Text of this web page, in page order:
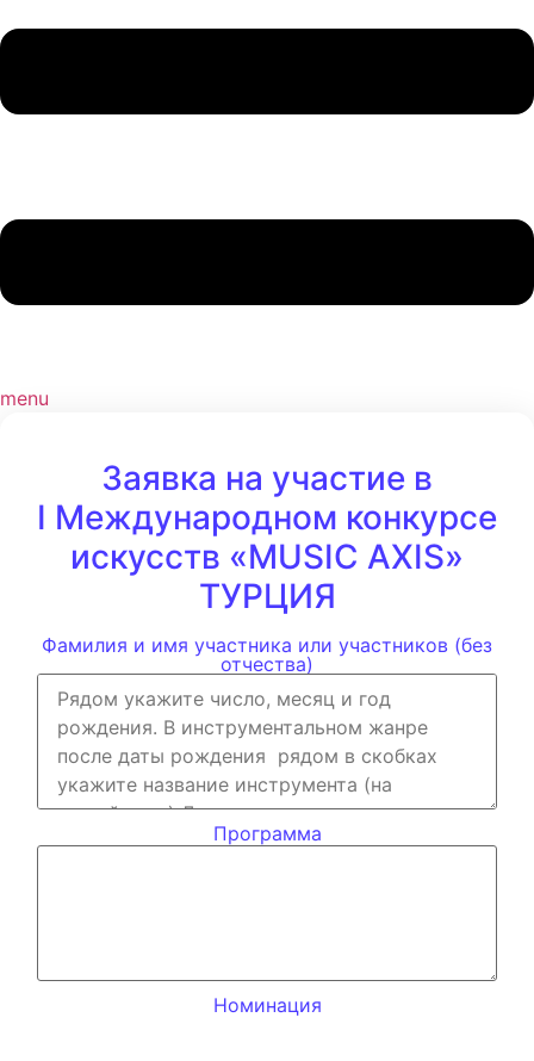
menu
Заявка на участие в
I Международном конкурсе
искусств «MUSIC AXIS»
ТУРЦИЯ
Фамилия и имя участника или участников (без
отчества)
Программа
Номинация